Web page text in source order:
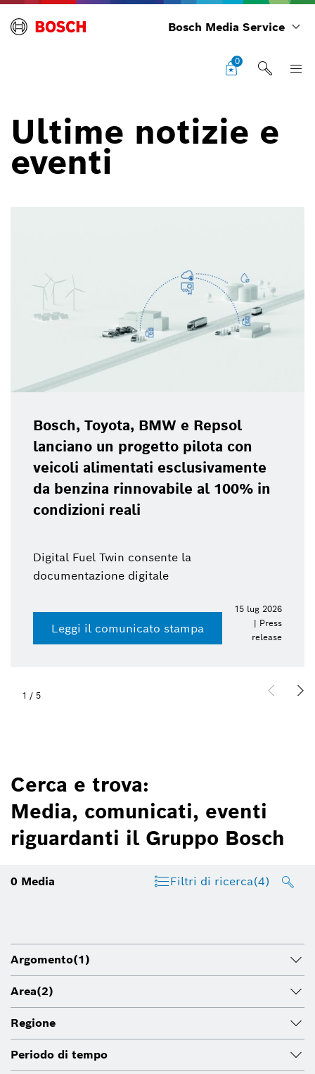
Bosch Media Service
0
Ultime notizie e
eventi
Bosch, Toyota, BMW e Repsol
lanciano un progetto pilota con
veicoli alimentati esclusivamente
da benzina rinnovabile al 100% in
condizioni reali
Digital Fuel Twin consente la
documentazione digitale
Leggi il comunicato stampa
15 lug 2026
| Press
release
1 / 5
Cerca e trova:
Media, comunicati, eventi
riguardanti il Gruppo Bosch
0 Media Filtri di ricerca(4)
Argomento(1)
Area(2)
Regione
Periodo di tempo